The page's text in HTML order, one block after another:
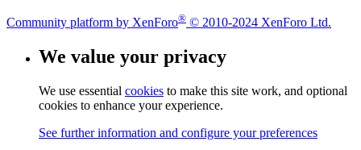
Community platform by XenForo® © 2010-2024 XenForo Ltd.
We value your privacy
We use essential cookies to make this site work, and optional
cookies to enhance your experience.
See further information and configure your preferences